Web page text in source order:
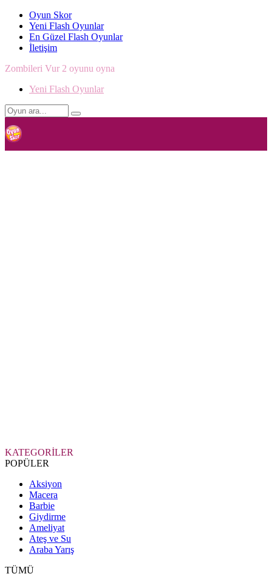
Oyun Skor
Yeni Flash Oyunlar
En Güzel Flash Oyunlar
İletişim
Zombileri Vur 2 oyunu oyna
Yeni Flash Oyunlar
KATEGORİLER
POPÜLER
Aksiyon
Macera
Barbie
Giydirme
Ameliyat
Ateş ve Su
Araba Yarış
TÜMÜ